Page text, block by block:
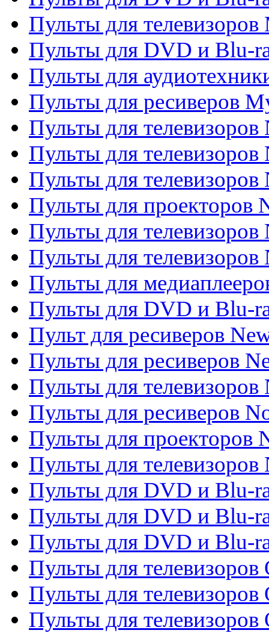
Пульты для телевизоров
Пульты для DVD и Blu-
Пульты для
Пульты для ресиверов
Пульты для телевизоров
Пульты для телевизоров
Пульты для телевизоров
Пульты для проекторов
Пульты для телевизоров
Пульты для телевизоров
Пульты для
Пульты для DVD и Blu-
Пульт для ресиверов
Пульты для ресиверов
Пульты для телевизоров
Пульты для ресиверов
Пульты для проекторов
Пульты для телевизоров
Пульты для DVD и Blu-
Пульты для DVD и Blu-
Пульты для DVD и Blu-
Пульты для телевизоров
Пульты для телевизоров
Пульты для телевизоров